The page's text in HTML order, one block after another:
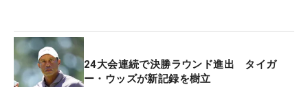
24大会連続で決勝ラウンド進出 タイガ
ー・ウッズが新記録を樹立